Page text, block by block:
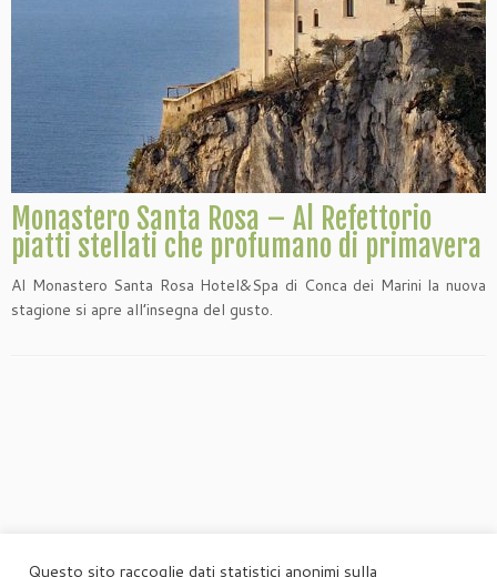
Monastero Santa Rosa – Al Refettorio
piatti stellati che profumano di primavera
Al Monastero Santa Rosa Hotel&Spa di Conca dei Marini la nuova
stagione si apre all’insegna del gusto.
Questo sito raccoglie dati statistici anonimi sulla